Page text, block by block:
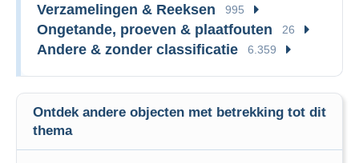
Verzamelingen & Reeksen 995
Ongetande, proeven & plaatfouten 26
Andere & zonder classificatie 6.359
Ontdek andere objecten met betrekking tot dit
thema